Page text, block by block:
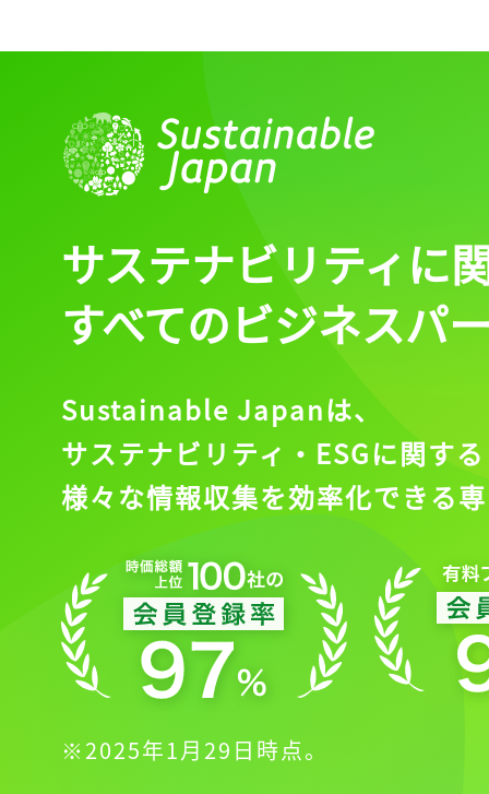
サステナビリティに
すべてのビジネスパ
Sustainable Japanは、
サステナビリティ・ESGに関する
様々な情報収集を効率化できる
※2025年1月29日時点。